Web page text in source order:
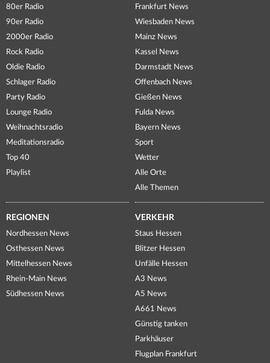
80er Radio
90er Radio
2000er Radio
Rock Radio
Oldie Radio
Schlager Radio
Party Radio
Lounge Radio
Weihnachtsradio
Meditationsradio
Top 40
Playlist
Frankfurt News
Wiesbaden News
Mainz News
Kassel News
Darmstadt News
Offenbach News
Gießen News
Fulda News
Bayern News
Sport
Wetter
Alle Orte
Alle Themen
REGIONEN
Nordhessen News
Osthessen News
Mittelhessen News
Rhein-Main News
Südhessen News
VERKEHR
Staus Hessen
Blitzer Hessen
Unfälle Hessen
A3 News
A5 News
A661 News
Günstig tanken
Parkhäuser
Flugplan Frankfurt